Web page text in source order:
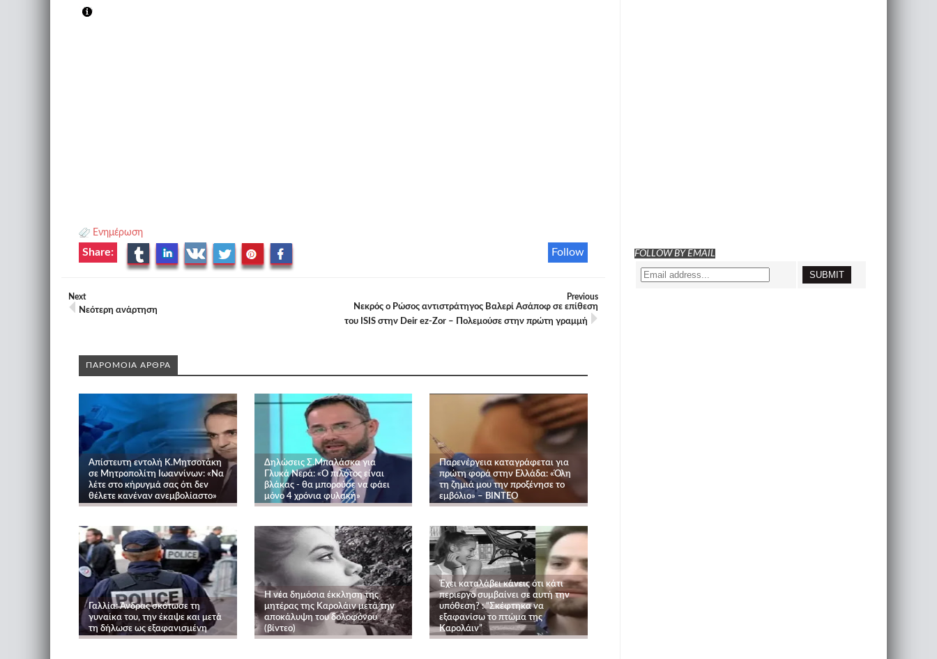
Ενημέρωση
Follow
Share:
Next
Νεότερη ανάρτηση
Previous
Νεκρός ο Ρώσος αντιστράτηγος Βαλερί Ασάποφ σε επίθεση
του ISIS στην Deir ez-Zor – Πολεμούσε στην πρώτη γραμμή
ΠΑΡΟΜΟΙΑ ΑΡΘΡΑ
Απίστευτη εντολή Κ.Μητσοτάκη
σε Μητροπολίτη Ιωαννίνων: «Να
λέτε στο κήρυγμά σας ότι δεν
θέλετε κανέναν ανεμβολίαστο»
Δηλώσεις Σ.Μπαλάσκα για
Γλυκά Νερά: «Ο πιλότος είναι
βλάκας - θα μπορούσε να φάει
μόνο 4 χρόνια φυλακή»
Παρενέργεια καταγράφεται για
πρώτη φορά στην Ελλάδα: «Όλη
τη ζημιά μου την προξένησε το
εμβόλιο» – ΒΙΝΤΕΟ
Γαλλία: Άνδρας σκότωσε τη
γυναίκα του, την έκαψε και μετά
τη δήλωσε ως εξαφανισμένη
Η νέα δημόσια έκκληση της
μητέρας της Καρολάιν μετά την
αποκάλυψη του δολοφόνου
(βίντεο)
Έχει καταλάβει κάνεις ότι κάτι
περιεργο συμβαίνει σε αυτή την
υπόθεση? : “Σκέφτηκα να
εξαφανίσω το πτώμα της
Καρολάιν”
FOLLOW BY EMAIL